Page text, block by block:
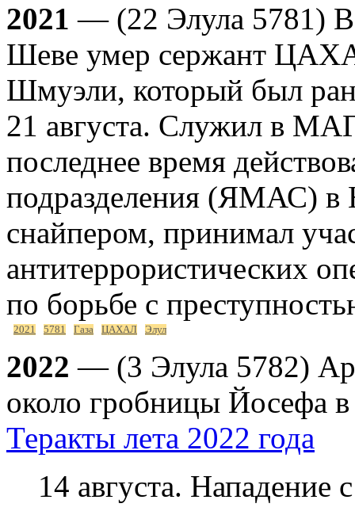
2021 — (22 Элула 5781) В
Шеве умер сержант
Шмуэли, который был
21 августа. Служил в
последнее время
подразделения (ЯМАС)
снайпером, принимал
антитеррористических
по борьбе с
2021 5781 Газа ЦАХАЛ Элул
2022 — (3 Элула 5782)
около гробницы Йосефа
Теракты лета 2022 года
14 августа. Нападение